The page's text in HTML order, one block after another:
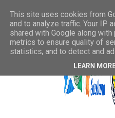
This site uses cookies from
and to analyze traffic. Your IP
shared with Google along
metrics to ensure quality of
statistics, and to detect and
LEARN